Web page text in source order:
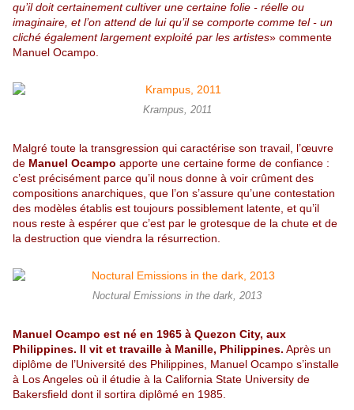
qu’il doit certainement cultiver une certaine folie - réelle ou
imaginaire, et l’on attend de lui qu’il se comporte comme tel - un
cliché également largement exploité par les artistes» commente
Manuel Ocampo.
Krampus, 2011
Malgré toute la transgression qui caractérise son travail, l’œuvre
de Manuel Ocampo apporte une certaine forme de confiance :
c’est précisément parce qu’il nous donne à voir crûment des
compositions anarchiques, que l’on s’assure qu’une contestation
des modèles établis est toujours possiblement latente, et qu’il
nous reste à espérer que c’est par le grotesque de la chute et de
la destruction que viendra la résurrection.
Noctural Emissions in the dark, 2013
Manuel Ocampo est né en 1965 à Quezon City, aux
Philippines. Il vit et travaille à Manille, Philippines. Après un
diplôme de l’Université des Philippines, Manuel Ocampo s’installe
à Los Angeles où il étudie à la California State University de
Bakersfield dont il sortira diplômé en 1985.